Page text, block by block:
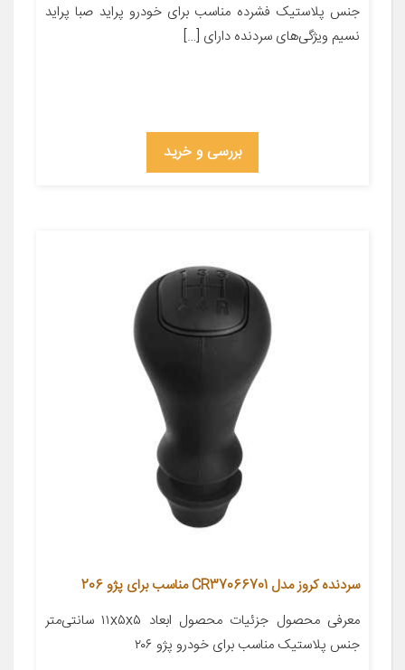
جنس پلاستیک فشرده مناسب برای خودرو پراید صبا پراید
نسیم ویژگی‌های سردنده دارای […]
بررسی و خرید
سردنده کروز مدل CR37066701 مناسب برای پژو 206
معرفی محصول جزئیات محصول ابعاد ۱۱x۵x۵ سانتی‌متر
جنس پلاستیک مناسب برای خودرو پژو ۲۰۶